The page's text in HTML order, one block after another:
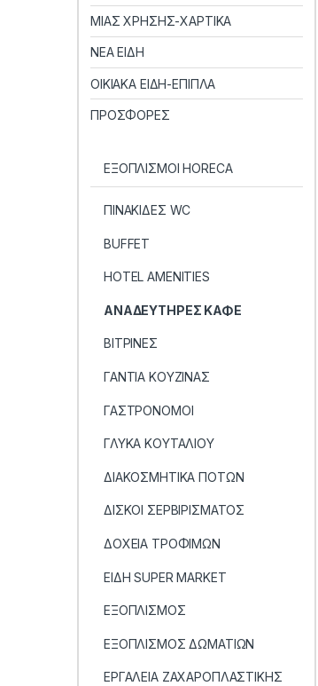
ΜΙΑΣ ΧΡΗΣΗΣ-ΧΑΡΤΙΚΑ
ΝΕΑ ΕΙΔΗ
ΟΙΚΙΑΚΑ ΕΙΔΗ-ΕΠΙΠΛΑ
ΠΡΟΣΦΟΡΕΣ
ΕΞΟΠΛΙΣΜΟΙ HORECA
ΠΙΝΑΚΙΔΕΣ WC
BUFFET
HOTEL AMENITIES
ΑΝΑΔΕΥΤΗΡΕΣ ΚΑΦΕ
ΒΙΤΡΙΝΕΣ
ΓΑΝΤΙΑ ΚΟΥΖΙΝΑΣ
ΓΑΣΤΡΟΝΟΜΟΙ
ΓΛΥΚΑ ΚΟΥΤΑΛΙΟΥ
ΔΙΑΚΟΣΜΗΤΙΚΑ ΠΟΤΩΝ
ΔΙΣΚΟΙ ΣΕΡΒΙΡΙΣΜΑΤΟΣ
ΔΟΧΕΙΑ ΤΡΟΦΙΜΩΝ
ΕΙΔΗ SUPER MARKET
ΕΞΟΠΛΙΣΜΟΣ
ΕΞΟΠΛΙΣΜΟΣ ΔΩΜΑΤΙΩΝ
ΕΡΓΑΛΕΙΑ ΖΑΧΑΡΟΠΛΑΣΤΙΚΗΣ